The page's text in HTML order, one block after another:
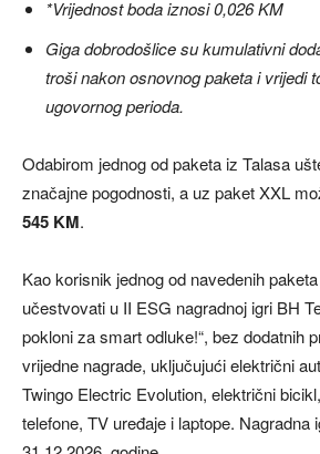
*Vrijednost boda iznosi 0,026 KM
Giga dobrodošlice su kumulativni
troši nakon osnovnog paketa i vrijedi
ugovornog perioda.
Odabirom jednog od paketa iz Talasa
značajne pogodnosti, a uz paket XXL
545 KM.
Kao korisnik jednog od navedenih
učestvovati u II ESG nagradnoj igri BH
pokloni za smart odluke!“, bez dodatnih
vrijedne nagrade, uključujući električni
Twingo Electric Evolution, električni
telefone, TV uređaje i laptope. Nagradna